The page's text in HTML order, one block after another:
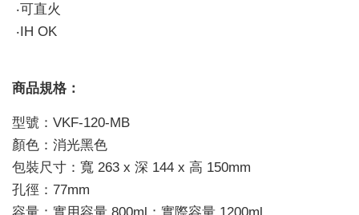
‧可直火
‧IH OK
商品規格：
型號：VKF-120-MB
顏色：消光黑色
包裝尺寸：寬 263 x 深 144 x 高 150mm
孔徑：77mm